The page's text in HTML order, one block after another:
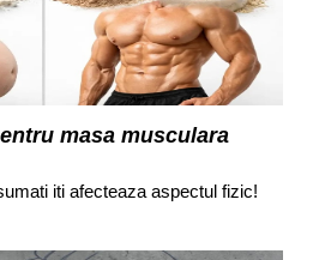
masa musculara
iti afecteaza aspectul fizic!